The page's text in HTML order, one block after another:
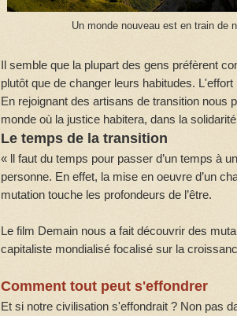
Un monde nouveau est en train de
Il semble que la plupart des gens préfèrent
plutôt que de changer leurs habitudes.
En rejoignant des artisans de transition nous
monde où la justice habitera, dans la
Le temps de la transition
« ll faut du temps pour passer d’un temps à
personne. En effet, la mise en oeuvre d’un
mutation touche les profondeurs de l’être.
Le film Demain nous a fait découvrir des
capitaliste mondialisé focalisé sur la
Comment tout peut s'effondrer
Et si notre civilisation s'effondrait ? Non pas